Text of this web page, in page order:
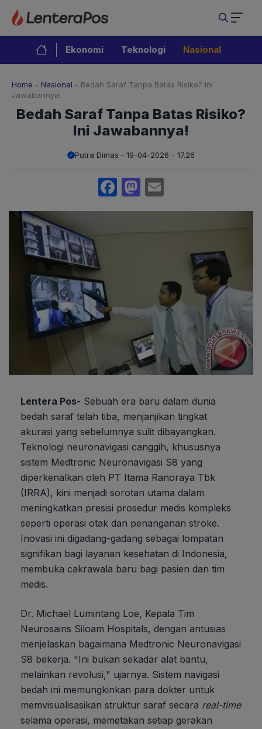
Langsung
isi
Ekonomi Teknologi Nasional
Home - Nasional - Bedah Saraf Tanpa Batas Risiko? Ini
Jawabannya!
Bedah Saraf Tanpa Batas Risiko?
Ini Jawabannya!
Putra Dimas 19-04-2026 - 17.26
Facebook
Mastodon
Lentera Pos- Sebuah era baru dalam dunia
bedah saraf telah tiba, menjanjikan tingkat
akurasi yang sebelumnya sulit dibayangkan.
Teknologi neuronavigasi canggih, khususnya
sistem Medtronic Neuronavigasi S8 yang
diperkenalkan oleh PT Itama Ranoraya Tbk
(IRRA), kini menjadi sorotan utama dalam
meningkatkan presisi prosedur medis kompleks
seperti operasi otak dan penanganan stroke.
Inovasi ini digadang-gadang sebagai lompatan
signifikan bagi layanan kesehatan di Indonesia,
membuka cakrawala baru bagi pasien dan tim
medis.
Dr. Michael Lumintang Loe, Kepala Tim
Neurosains Siloam Hospitals, dengan antusias
menjelaskan bagaimana Medtronic Neuronavigasi
S8 bekerja. "Ini bukan sekadar alat bantu,
melainkan revolusi," ujarnya. Sistem navigasi
bedah ini memungkinkan para dokter untuk
memvisualisasikan struktur saraf secara real-time
selama operasi, memetakan setiap gerakan